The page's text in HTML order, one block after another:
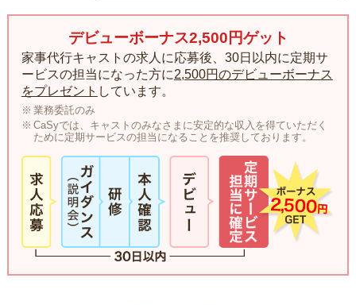
デビューボーナス2,500円ゲット
家事代行キャストの求人に応募後、30日以内に定期サ
ービスの担当になった方に2,500円のデビューボーナス
をプレゼント しています。
業務委託のみ
CaSyでは、キャストのみなさまに安定的な収入を得ていただく
ために定期サービスの担当になることを推奨しております。